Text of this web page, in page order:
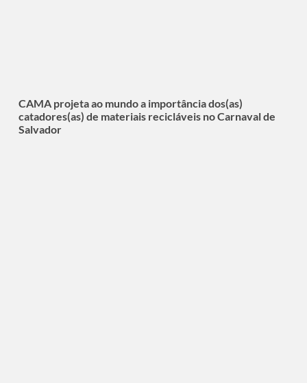
CAMA projeta ao mundo a importância dos(as)
catadores(as) de materiais recicláveis no Carnaval de
Salvador